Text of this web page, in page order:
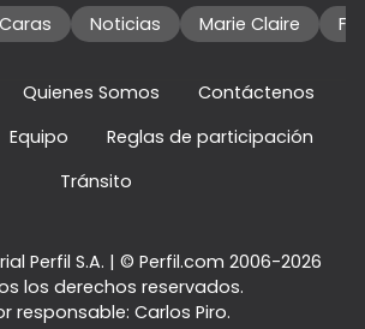
Caras Noticias Marie Claire
Quienes Somos
Contáctenos
Equipo
Reglas de participación
Tránsito
Perfil S.A. | © Perfil.com 2006-2026
los derechos reservados.
responsable: Carlos Piro.